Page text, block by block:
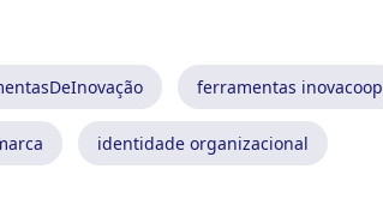
ferramentas inovacoop
identidade organizacional